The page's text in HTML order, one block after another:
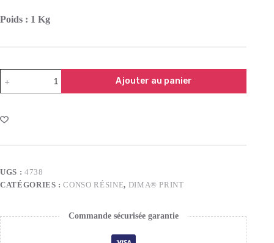
Poids : 1 Kg
Ajouter au panier
UGS : 4738
CATÉGORIES :CONSO RÉSINE, DIMA­­® PRINT
Commande sécurisée garantie